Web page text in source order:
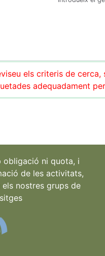
els criteris de
adequadament
obligació ni quota, i
de les activitats,
nostres grups de